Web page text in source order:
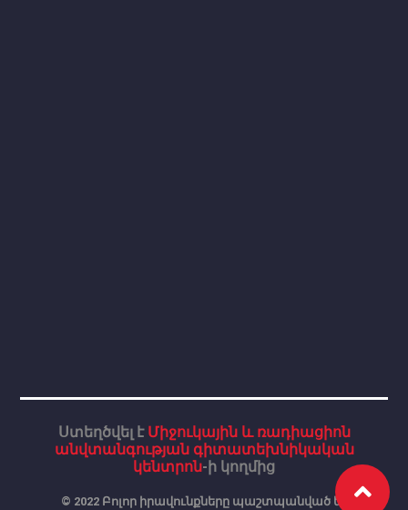
Ստեղծվել է Միջուկային և ռադիացիոն
անվտանգության գիտատեխնիկական
կենտրոն-ի կողմից
© 2022 Բոլոր իրավունքները պաշտպանված են